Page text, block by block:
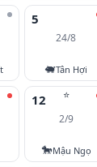
5
24/8
🐖Tân Hợi
⭐
12
2/9
🐎Mậu Ngọ